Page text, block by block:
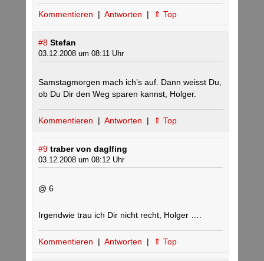
Kommentieren | Antworten | ⇑ Top
#8 Stefan
03.12.2008 um 08:11 Uhr
Samstagmorgen mach ich’s auf. Dann weisst Du,
ob Du Dir den Weg sparen kannst, Holger.
Kommentieren | Antworten | ⇑ Top
#9 traber von daglfing
03.12.2008 um 08:12 Uhr
@ 6
Irgendwie trau ich Dir nicht recht, Holger ….
Kommentieren | Antworten | ⇑ Top